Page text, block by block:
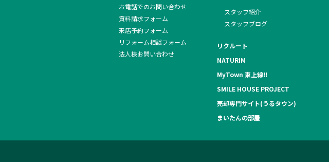
お電話でのお問い合わせ
資料請求フォーム
来店予約フォーム
リフォーム相談フォーム
法人様お問い合わせ
スタッフ紹介
スタッフブログ
リクルート
NATURIM
MyTown 東上線!!
SMILE HOUSE PROJECT
売却専門サイト(うるタウン)
まいたんの部屋